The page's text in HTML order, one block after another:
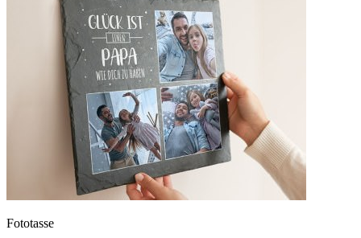
Fototasse